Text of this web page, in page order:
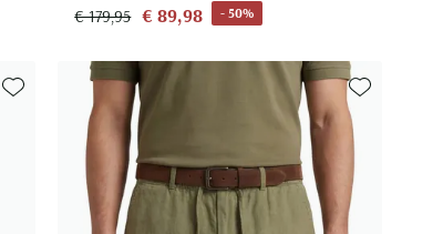
€ 179,95 € 89,98 - 50%
Toevoegen aan favorieten Toevoegen